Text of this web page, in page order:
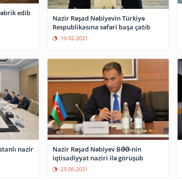
edib
Nazir Rəşad Nəbiyevin Türkiyə
Respublikasına səfəri başa çatıb
19-02-2021
nazir
Nazir Rəşad Nəbiyev BƏƏ-nin
iqtisadiyyat naziri ilə görüşüb
23-06-2021